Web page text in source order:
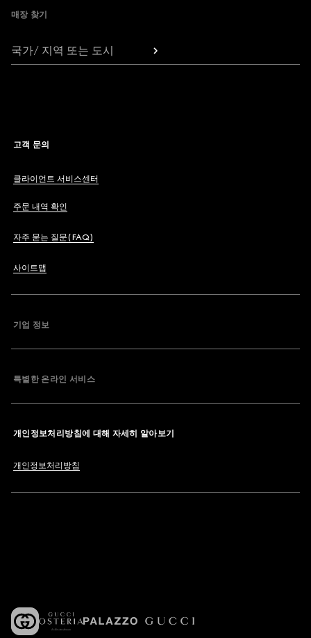
매장 찾기
국가/ 지역 또는 도시
고객 문의
클라이언트 서비스센터
주문 내역 확인
자주 묻는 질문(FAQ)
사이트맵
기업 정보
특별한 온라인 서비스
개인정보처리방침에 대해 자세히 알아보기
개인정보처리방침